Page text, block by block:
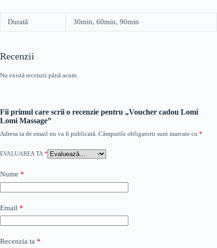
Durată 30min, 60min, 90min
Recenzii
Nu există recenzii până acum.
Fii primul care scrii o recenzie pentru „Voucher cadou Lomi
Lomi Massage”
Adresa ta de email nu va fi publicată. Câmpurile obligatorii sunt marcate cu *
EVALUAREA TA *
Nume *
Email *
Recenzia ta *